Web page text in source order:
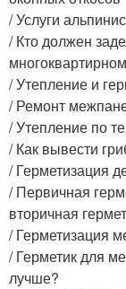
/ Услуги
/ Кто должен
/ Утепление и
/ Ремонт
/ Утепление по
/ Как вывести
/ Герметизация
/ Первичная
вторичная
/ Герметизация
/ Герметик для
лучше?